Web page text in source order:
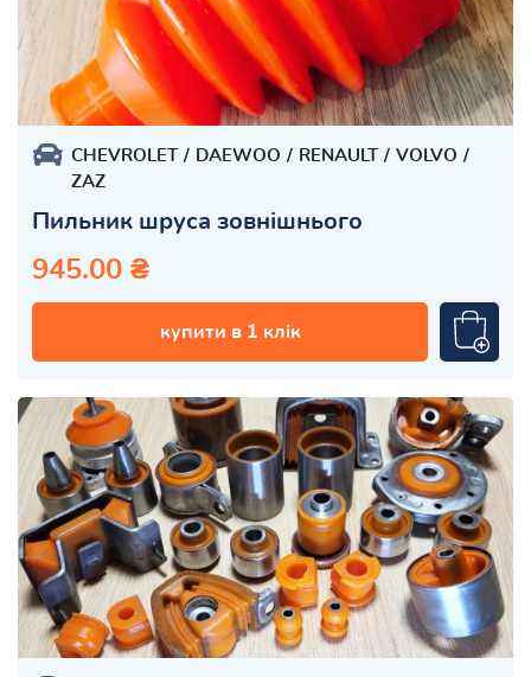
CHEVROLET DAEWOO RENAULT
VOLVO
ZAZ
Пильник шруса зовнішнього
945.00 ₴
купити в 1 клік